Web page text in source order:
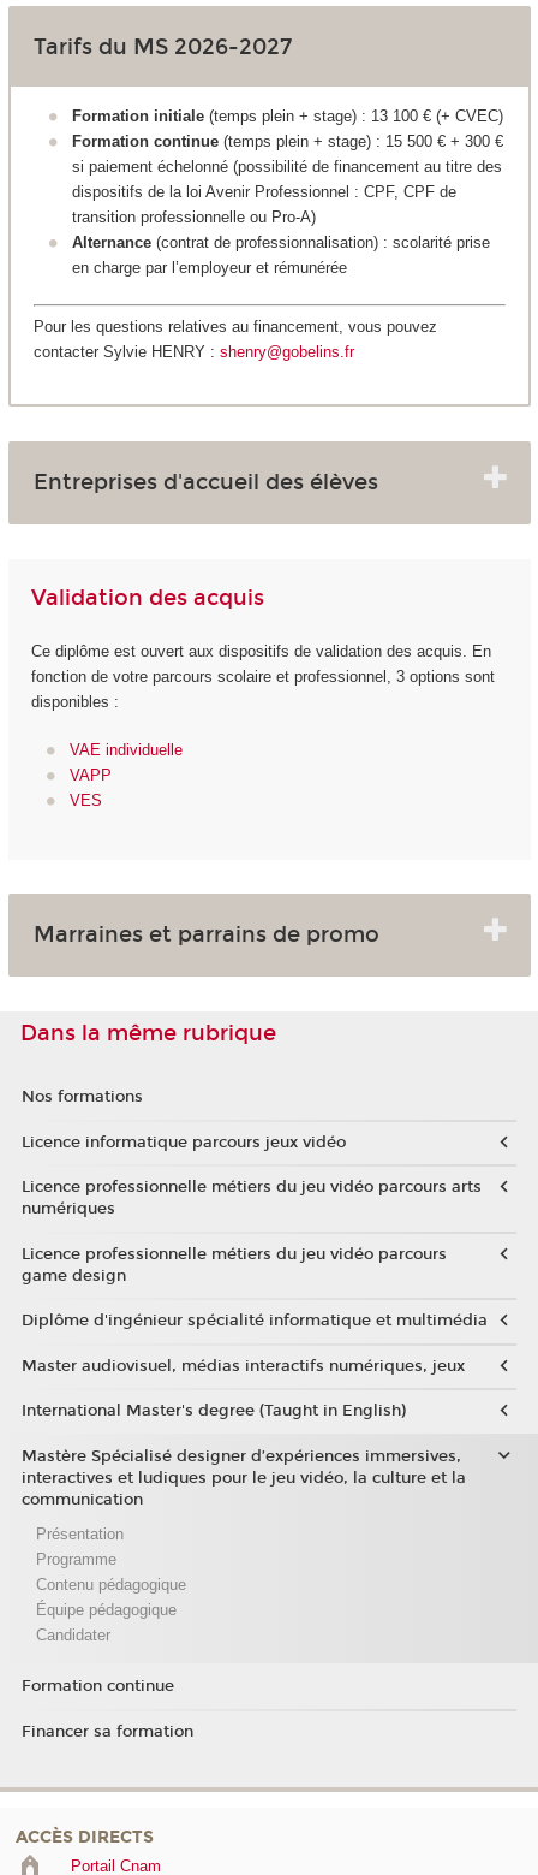
Tarifs du MS 2026-2027
Formation initiale (temps plein + stage) : 13 100 € (+ CVEC)
Formation continue (temps plein + stage) : 15 500 € + 300 €
si paiement échelonné (possibilité de financement au titre des
dispositifs de la loi Avenir Professionnel : CPF, CPF de
transition professionnelle ou Pro-A)
Alternance (contrat de professionnalisation) : scolarité prise
en charge par l’employeur et rémunérée
Pour les questions relatives au financement, vous pouvez
contacter Sylvie HENRY : shenry@gobelins.fr
Entreprises d'accueil des élèves
Validation des acquis
Ce diplôme est ouvert aux dispositifs de validation des acquis. En
fonction de votre parcours scolaire et professionnel, 3 options sont
disponibles :
VAE individuelle
VAPP
VES
Marraines et parrains de promo
Dans la même rubrique
Nos formations
Licence informatique parcours jeux vidéo
Licence professionnelle métiers du jeu vidéo parcours arts
numériques
Licence professionnelle métiers du jeu vidéo parcours
game design
Diplôme d'ingénieur spécialité informatique et multimédia
Master audiovisuel, médias interactifs numériques, jeux
International Master's degree (Taught in English)
Mastère Spécialisé designer d’expériences immersives,
interactives et ludiques pour le jeu vidéo, la culture et la
communication
Présentation
Programme
Contenu pédagogique
Équipe pédagogique
Candidater
Formation continue
Financer sa formation
ACCÈS DIRECTS
Portail Cnam